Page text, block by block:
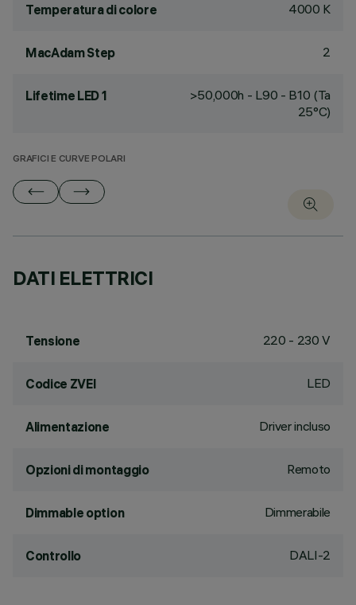
Temperatura di colore 4000 K
MacAdam Step 2
Lifetime LED 1
>50,000h - L90 - B10 (Ta
25°C)
GRAFICI E CURVE POLARI
DATI ELETTRICI
Tensione 220 - 230 V
Codice ZVEI LED
Alimentazione Driver incluso
Opzioni di montaggio Remoto
Dimmable option Dimmerabile
Controllo DALI-2